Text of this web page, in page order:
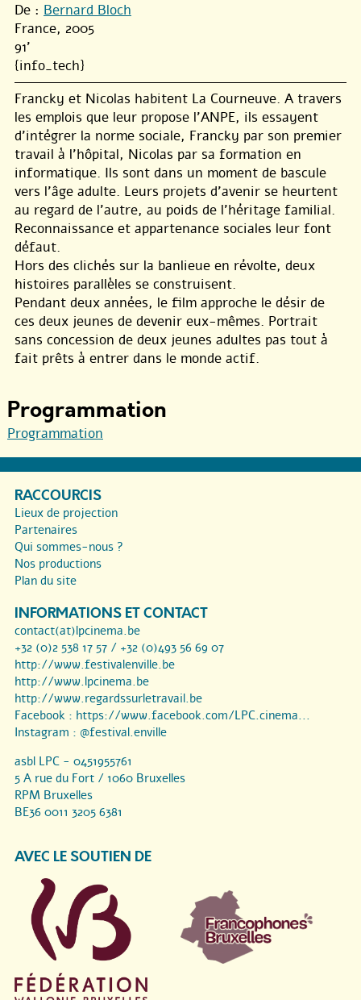
De : Bernard Bloch
France, 2005
91'
{info_tech}
Francky et Nicolas habitent La Courneuve. A travers
les emplois que leur propose l’ANPE, ils essayent
d’intégrer la norme sociale, Francky par son premier
travail à l’hôpital, Nicolas par sa formation en
informatique. Ils sont dans un moment de bascule
vers l’âge adulte. Leurs projets d’avenir se heurtent
au regard de l’autre, au poids de l’héritage familial.
Reconnaissance et appartenance sociales leur font
défaut.
Hors des clichés sur la banlieue en révolte, deux
histoires parallèles se construisent.
Pendant deux années, le film approche le désir de
ces deux jeunes de devenir eux-mêmes. Portrait
sans concession de deux jeunes adultes pas tout à
fait prêts à entrer dans le monde actif.
Programmation
Programmation
RACCOURCIS
Lieux de projection
Partenaires
Qui sommes-nous ?
Nos productions
Plan du site
INFORMATIONS ET CONTACT
contact(at)lpcinema.be
+32 (0)2 538 17 57 / +32 (0)493 56 69 07
http://www.festivalenville.be
http://www.lpcinema.be
http://www.regardssurletravail.be
Facebook : https://www.facebook.com/LPC.cinema...
Instagram : @festival.enville
asbl LPC - 0451955761
5 A rue du Fort / 1060 Bruxelles
RPM Bruxelles
BE36 0011 3205 6381
AVEC LE SOUTIEN DE